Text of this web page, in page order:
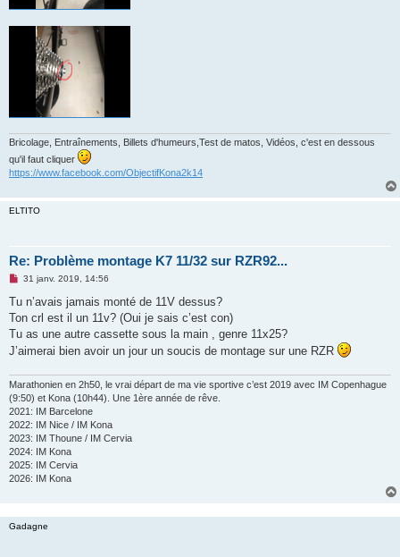
Bricolage, Entraînements, Billets d'humeurs,Test de matos, Vidéos, c'est en dessous
qu'il faut cliquer
https://www.facebook.com/ObjectifKona2k14
ELTITO
Re: Problème montage K7 11/32 sur RZR92...
M
s
a
g
n
n
l
u
31 janv. 2019, 14:56
Tu n’avais jamais monté de 11V dessus?
Ton crl est il un 11v? (Oui je sais c’est con)
Tu as une autre cassette sous la main , genre 11x25?
J’aimerai bien avoir un jour un soucis de montage sur une RZR
Marathonien en 2h50, le vrai départ de ma vie sportive c’est 2019 avec IM Copenhague
(9:50) et Kona (10h44). Une 1ère année de rêve.
2021: IM Barcelone
2022: IM Nice / IM Kona
2023: IM Thoune / IM Cervia
2024: IM Kona
2025: IM Cervia
2026: IM Kona
Gadagne